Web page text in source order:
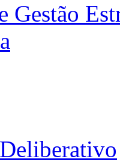
Gestão